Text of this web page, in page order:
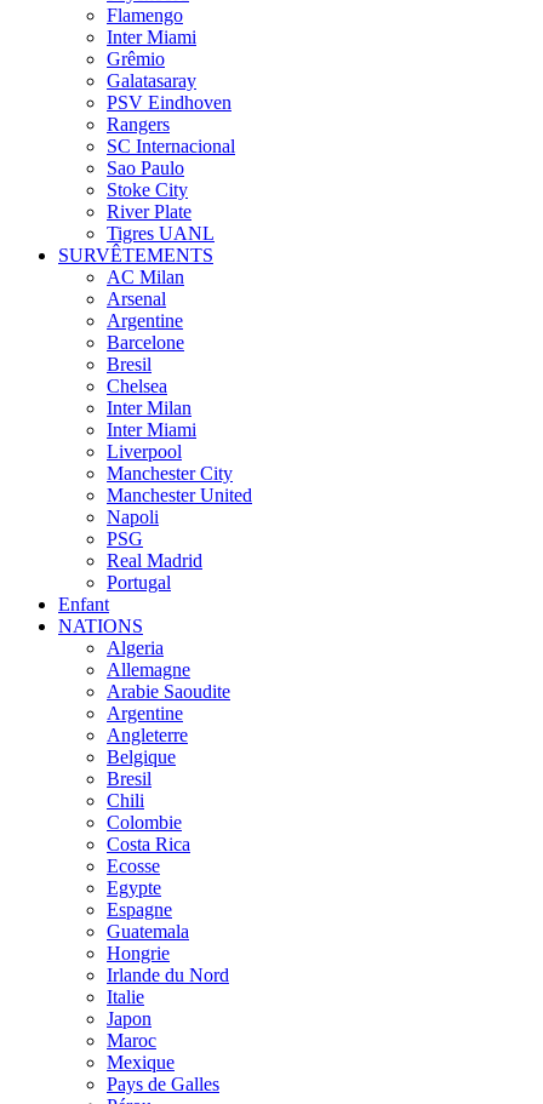
Flamengo
Inter Miami
Grêmio
Galatasaray
PSV Eindhoven
Rangers
SC Internacional
Sao Paulo
Stoke City
River Plate
Tigres UANL
SURVÊTEMENTS
AC Milan
Arsenal
Argentine
Barcelone
Bresil
Chelsea
Inter Milan
Inter Miami
Liverpool
Manchester City
Manchester United
Napoli
PSG
Real Madrid
Portugal
Enfant
NATIONS
Algeria
Allemagne
Arabie Saoudite
Argentine
Angleterre
Belgique
Bresil
Chili
Colombie
Costa Rica
Ecosse
Egypte
Espagne
Guatemala
Hongrie
Irlande du Nord
Italie
Japon
Maroc
Mexique
Pays de Galles